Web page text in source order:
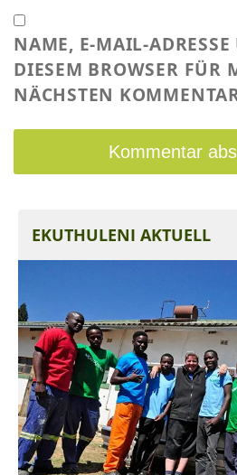
NAME, E-MAIL-
DIESEM BROWSER FÜR
NÄCHSTEN
EKUTHULENI AKTUELL